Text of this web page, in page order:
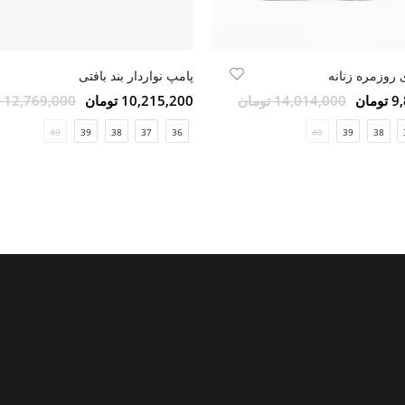
زنانه
14,014,000 تومان
38
39
40
پامپ نواردار بند بافتی
10,215,200 تومان 12,769,000 تومان
36
37
38
39
40